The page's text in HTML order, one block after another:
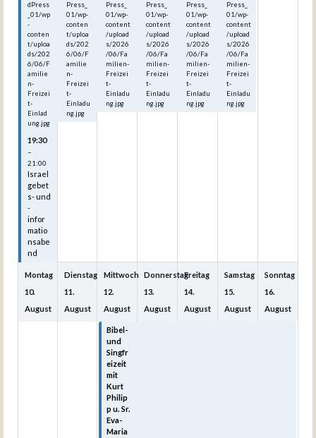
dPress
_01/wp
-
conten
t/uploa
ds/202
6/06/F
amilie
n-
Freizei
t-
Einlad
ung.jpg
19:30
–
21:00
Israel
gebet
s- und
-
infor
matio
nsabe
nd
Press_
01/wp-
conten
t/uploa
ds/202
6/06/F
amilie
n-
Freizei
t-
Einladu
ng.jpg
Press_
01/wp-
content
/upload
s/2026
/06/Fa
milien-
Freizei
t-
Einladu
ng.jpg
Press_
01/wp-
content
/upload
s/2026
/06/Fa
milien-
Freizei
t-
Einladu
ng.jpg
Press_
01/wp-
content
/upload
s/2026
/06/Fa
milien-
Freizei
t-
Einladu
ng.jpg
Press_
01/wp-
content
/upload
s/2026
/06/Fa
milien-
Freizei
t-
Einladu
ng.jpg
Montag
10.
August
Dienstag
11.
August
Mittwoch
12.
August
Bibel-
und
Singfr
eizeit
mit
Kurt
Philip
p u. Sr.
Eva-
Maria
Donnerstag
13.
August
Freitag
14.
August
Samstag
15.
August
Sonntag
16.
August